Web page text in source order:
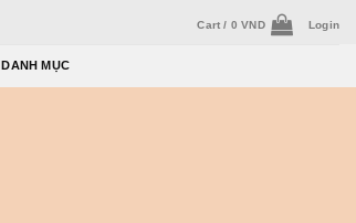
Cart / 0VND Login
DANH MỤC